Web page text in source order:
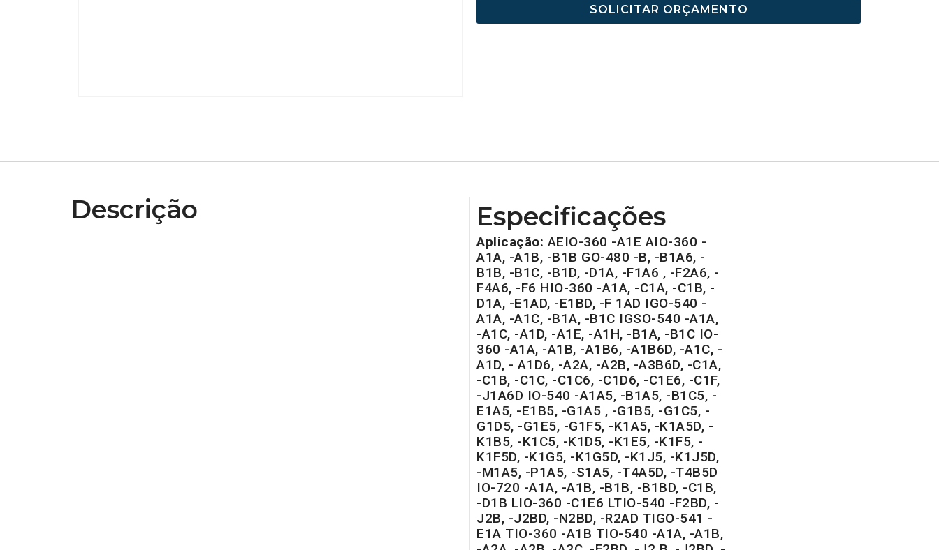
SOLICITAR ORÇAMENTO
Descrição Especificações
Aplicação:AEIO-360 -A1E AIO-360 -
A1A, -A1B, -B1B GO-480 -B, -B1A6, -
B1B, -B1C, -B1D, -D1A, -F1A6 , -F2A6, -
F4A6, -F6 HIO-360 -A1A, -C1A, -C1B, -
D1A, -E1AD, -E1BD, -F 1AD IGO-540 -
A1A, -A1C, -B1A, -B1C IGSO-540 -A1A,
-A1C, -A1D, -A1E, -A1H, -B1A, -B1C IO-
360 -A1A, -A1B, -A1B6, -A1B6D, -A1C, -
A1D, - A1D6, -A2A, -A2B, -A3B6D, -C1A,
-C1B, -C1C, -C1C6, -C1D6, -C1E6, -C1F,
-J1A6D IO-540 -A1A5, -B1A5, -B1C5, -
E1A5, -E1B5, -G1A5 , -G1B5, -G1C5, -
G1D5, -G1E5, -G1F5, -K1A5, -K1A5D, -
K1B5, -K1C5, -K1D5, -K1E5, -K1F5, -
K1F5D, -K1G5, -K1G5D, -K1J5, -K1J5D,
-M1A5, -P1A5, -S1A5, -T4A5D, -T4B5D
IO-720 -A1A, -A1B, -B1B, -B1BD, -C1B,
-D1B LIO-360 -C1E6 LTIO-540 -F2BD, -
J2B, -J2BD, -N2BD, -R2AD TIGO-541 -
E1A TIO-360 -A1B TIO-540 -A1A, -A1B,